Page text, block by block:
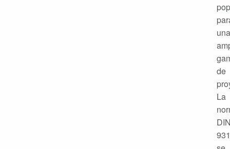
una
de
La
931